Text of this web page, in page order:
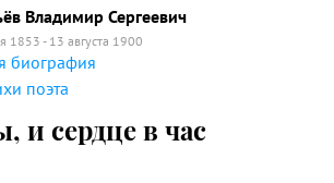
Владимир Сергеевич
1853 - 13 августа 1900
биография
поэта
и сердце в час